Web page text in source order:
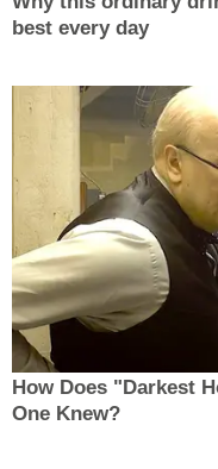
best every day
How Does "Darkest
One Knew?